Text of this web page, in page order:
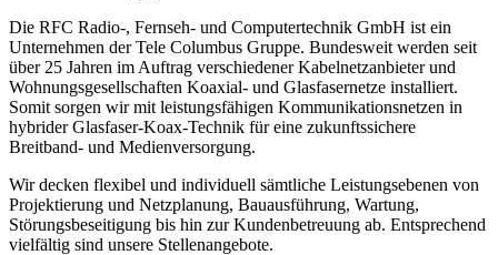
Die RFC Radio-, Fernseh- und Computertechnik GmbH ist ein
Unternehmen der Tele Columbus Gruppe. Bundesweit werden seit
über 25 Jahren im Auftrag verschiedener Kabelnetzanbieter und
Wohnungsgesellschaften Koaxial- und Glasfasernetze installiert.
Somit sorgen wir mit leistungsfähigen Kommunikationsnetzen in
hybrider Glasfaser-Koax-Technik für eine zukunftssichere
Breitband- und Medienversorgung.
Wir decken flexibel und individuell sämtliche Leistungsebenen von
Projektierung und Netzplanung, Bauausführung, Wartung,
Störungsbeseitigung bis hin zur Kundenbetreuung ab. Entsprechend
vielfältig sind unsere Stellenangebote.